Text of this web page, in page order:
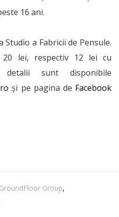
16 ani.
Studio a Fabricii de Pensule.
lei, respectiv 12 lei cu
sunt disponibile
și pe pagina de Facebook
GroundFloor Group,